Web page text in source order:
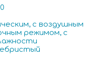
с воздушным
режимом, с